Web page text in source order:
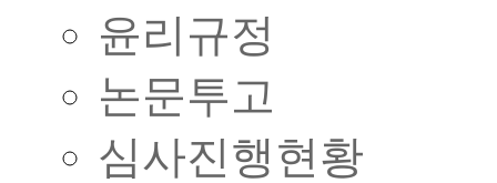
윤리규정
논문투고
심사진행현황